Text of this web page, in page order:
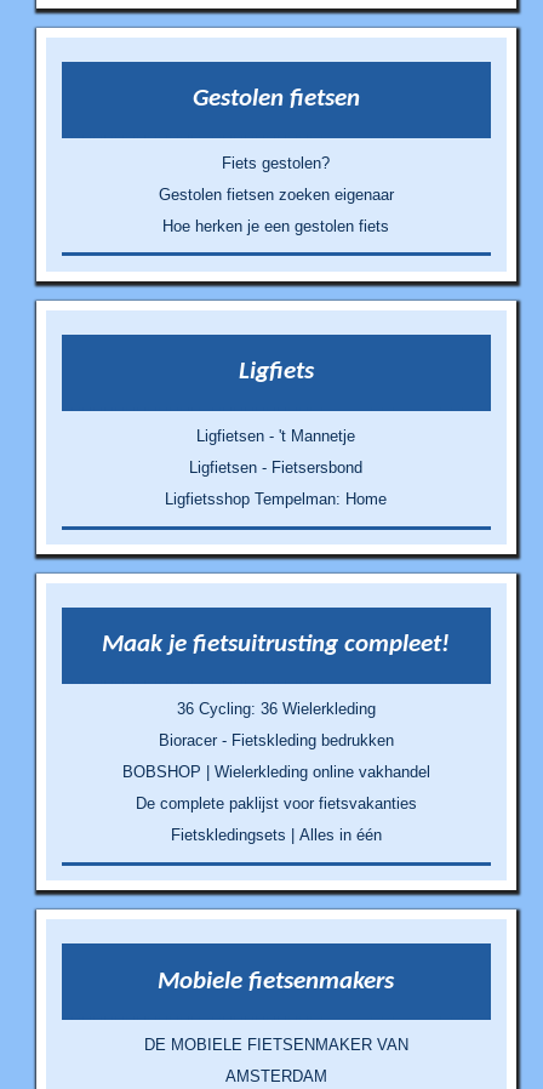
Gestolen fietsen
Fiets gestolen?
Gestolen fietsen zoeken eigenaar
Hoe herken je een gestolen fiets
Ligfiets
Ligfietsen - 't Mannetje
Ligfietsen - Fietsersbond
Ligfietsshop Tempelman: Home
Maak je fietsuitrusting compleet!
36 Cycling: 36 Wielerkleding
Bioracer - Fietskleding bedrukken
BOBSHOP | Wielerkleding online vakhandel
De complete paklijst voor fietsvakanties
Fietskledingsets | Alles in één
Mobiele fietsenmakers
DE MOBIELE FIETSENMAKER VAN
AMSTERDAM